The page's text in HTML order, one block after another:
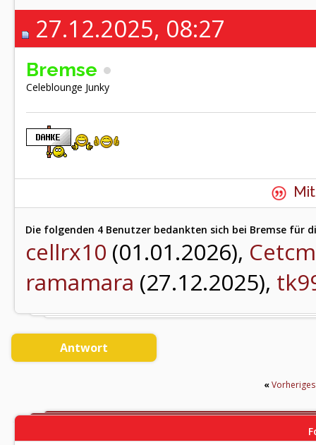
27.12.2025, 08:27
Bremse
Celeblounge Junky
Die folgenden 4 Benutzer bedankten sich bei Bremse für
cellrx10 (01.01.2026), Cetcm
ramamara (27.12.2025),
Antwort
«